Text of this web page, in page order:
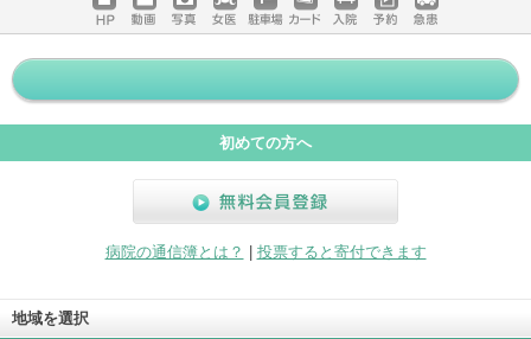
ホームペ
ージ
動画 写真 女医 駐車場
クレジッ
トカード
入院 予約 急患
初めての方へ
病院の通信簿とは？
投票すると寄付できます
地域を選択